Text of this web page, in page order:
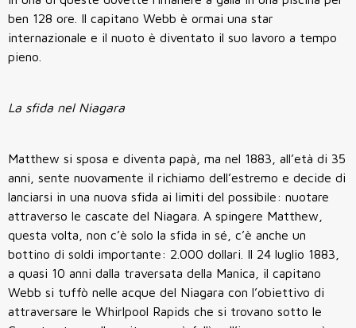
ben 128 ore. Il capitano Webb è ormai una star
internazionale e il nuoto è diventato il suo lavoro a tempo
pieno.
La sfida nel Niagara
Matthew si sposa e diventa papà, ma nel 1883, all’età di 35
anni, sente nuovamente il richiamo dell’estremo e decide di
lanciarsi in una nuova sfida ai limiti del possibile: nuotare
attraverso le cascate del Niagara. A spingere Matthew,
questa volta, non c’è solo la sfida in sé, c’è anche un
bottino di soldi importante: 2.000 dollari. Il 24 luglio 1883,
a quasi 10 anni dalla traversata della Manica, il capitano
Webb si tuffò nelle acque del Niagara con l’obiettivo di
attraversare le Whirlpool Rapids che si trovano sotto le